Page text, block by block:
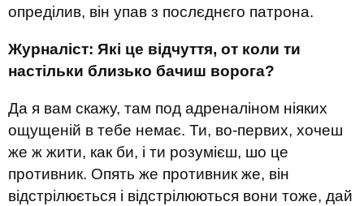
опреділив, він упав з послєднєго патрона.
Журналіст: Які це відчуття, от коли ти
настільки близько бачиш ворога?
Да я вам скажу, там под адреналіном ніяких
ощущеній в тебе немає. Ти, во-первих, хочеш
же ж жити, как би, і ти розумієш, шо це
противник. Опять же противник же, він
відстрілюється і відстрілюються вони тоже, дай